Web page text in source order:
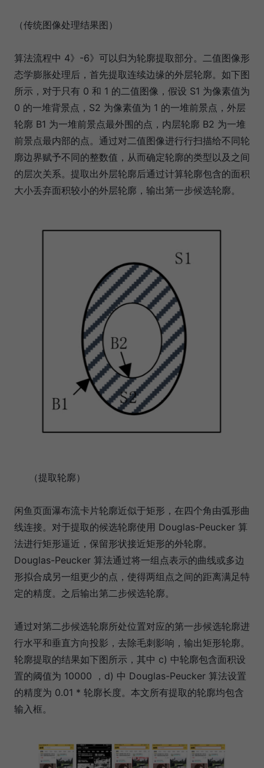
（传统图像处理结果图）
算法流程中 4》-6》可以归为轮廓提取部分。二值图像形
态学膨胀处理后，首先提取连续边缘的外层轮廓。如下图
所示，对于只有 0 和 1 的二值图像，假设 S1 为像素值为
0 的一堆背景点，S2 为像素值为 1 的一堆前景点，外层
轮廓 B1 为一堆前景点最外围的点，内层轮廓 B2 为一堆
前景点最内部的点。通过对二值图像进行行扫描给不同轮
廓边界赋予不同的整数值，从而确定轮廓的类型以及之间
的层次关系。提取出外层轮廓后通过计算轮廓包含的面积
大小丢弃面积较小的外层轮廓，输出第一步候选轮廓。
（提取轮廓）
闲鱼页面瀑布流卡片轮廓近似于矩形，在四个角由弧形曲
线连接。对于提取的候选轮廓使用 Douglas-Peucker 算
法进行矩形逼近，保留形状接近矩形的外轮廓。
Douglas-Peucker 算法通过将一组点表示的曲线或多边
形拟合成另一组更少的点，使得两组点之间的距离满足特
定的精度。之后输出第二步候选轮廓。
通过对第二步候选轮廓所处位置对应的第一步候选轮廓进
行水平和垂直方向投影，去除毛刺影响，输出矩形轮廓。
轮廓提取的结果如下图所示，其中 c) 中轮廓包含面积设
置的阈值为 10000 ，d) 中 Douglas-Peucker 算法设置
的精度为 0.01 * 轮廓长度。本文所有提取的轮廓均包含
输入框。